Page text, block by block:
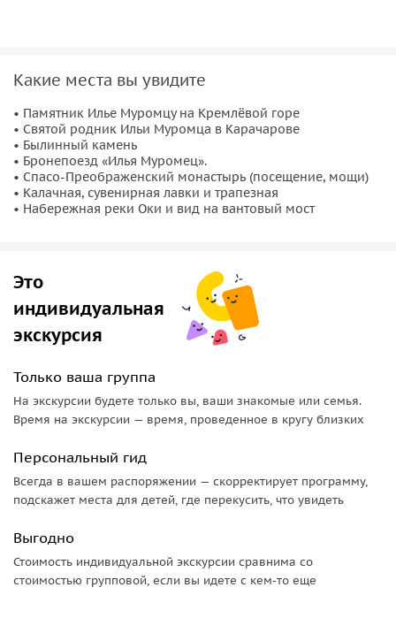
Святыни, сказка и вкусные сувениры
Мы посетим древнийСпасо-Преображенский монастырь
где хранятся святые мощи, и заглянем в удивительный
Дом народного творчества. . Нас ждут приятные
остановки: в настоящейкалачной лавке, где можно
попробовать знаменитые муромские калачи, втрапезной
вантовый мост.
Какие места вы увидите
• Памятник Илье Муромцу на Кремлёвой горе
• Святой родник Ильи Муромца в Карачарове
• Былинный камень
• Бронепоезд «Илья Муромец».
• Спасо-Преображенский монастырь (посещение, мощи)
• Калачная, сувенирная лавки и трапезная
• Набережная реки Оки и вид на вантовый мост
Это
индивидуальная
экскурсия
Только ваша группа
На экскурсии будете только вы, ваши знакомые или семья.
Время на экскурсии — время, проведенное в кругу близких
Персональный гид
Всегда в вашем распоряжении — скорректирует программу,
подскажет места для детей, где перекусить, что увидеть
Выгодно
Стоимость индивидуальной экскурсии сравнима со
стоимостью групповой, если вы идете с кем-то еще